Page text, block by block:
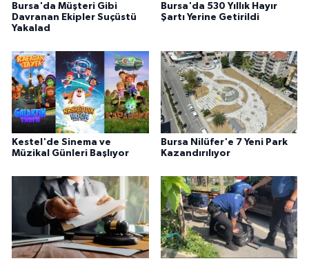
Bursa'da Müşteri Gibi
Davranan Ekipler Suçüstü
Yakalad
Bursa'da 530 Yıllık Hayır
Şartı Yerine Getirildi
Kestel'de Sinema ve
Müzikal Günleri Başlıyor
Bursa Nilüfer'e 7 Yeni Park
Kazandırılıyor